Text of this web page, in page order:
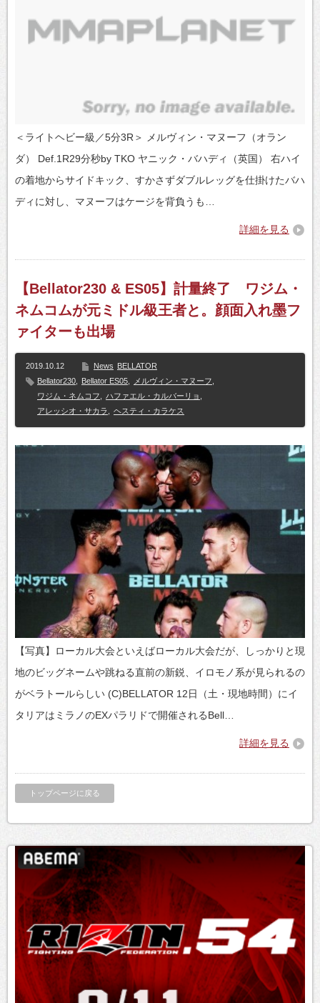
＜ライトヘビー級／5分3R＞ メルヴィン・マヌーフ（オラン
ダ） Def.1R29分秒by TKO ヤニック・バハディ（英国） 右ハイ
の着地からサイドキック、すかさずダブルレッグを仕掛けたバハ
ディに対し、マヌーフはケージを背負うも…
詳細を見る
【Bellator230 & ES05】計量終了 ワジム・
ネムコムが元ミドル級王者と。顔面入れ墨フ
ァイターも出場
2019.10.12 News BELLATOR
Bellator230
Bellator ES05 メルヴィン・マヌーフ
ワジム・ネムコフ
ハファエル・カルバーリョ
アレッシオ・サカラ
ヘスティ・カラケス
【写真】ローカル大会といえばローカル大会だが、しっかりと現
地のビッグネームや跳ねる直前の新鋭、イロモノ系が見られるの
がベラトールらしい (C)BELLATOR 12日（土・現地時間）にイ
タリアはミラノのEXパラリドで開催されるBell…
詳細を見る
トップページに戻る